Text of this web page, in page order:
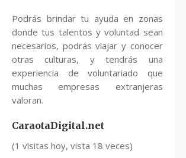
Podrás brindar tu ayuda en zonas
donde tus talentos y voluntad sean
necesarios, podrás viajar y conocer
otras culturas, y tendrás una
experiencia de voluntariado que
muchas empresas extranjeras
valoran.
CaraotaDigital.net
(1 visitas hoy, vista 18 veces)